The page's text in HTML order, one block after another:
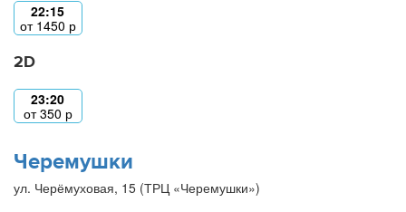
22:15
от 1450 р
2D
23:20
от350 р
Черемушки
ул. Черёмуховая, 15 (ТРЦ «Черемушки»)